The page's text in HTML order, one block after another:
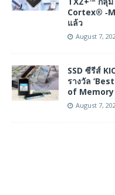
Cortex®
แล้ว
August 7,
SSD ซีรีส์
รางวัล
of
August 7,